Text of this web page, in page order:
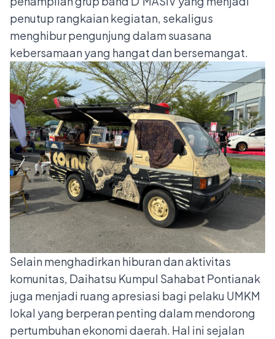
penutup rangkaian kegiatan, sekaligus
menghibur pengunjung dalam suasana
kebersamaan yang hangat dan bersemangat.
Selain menghadirkan hiburan dan aktivitas
komunitas, Daihatsu Kumpul Sahabat Pontianak
juga menjadi ruang apresiasi bagi pelaku UMKM
lokal yang berperan penting dalam mendorong
pertumbuhan ekonomi daerah. Hal ini sejalan